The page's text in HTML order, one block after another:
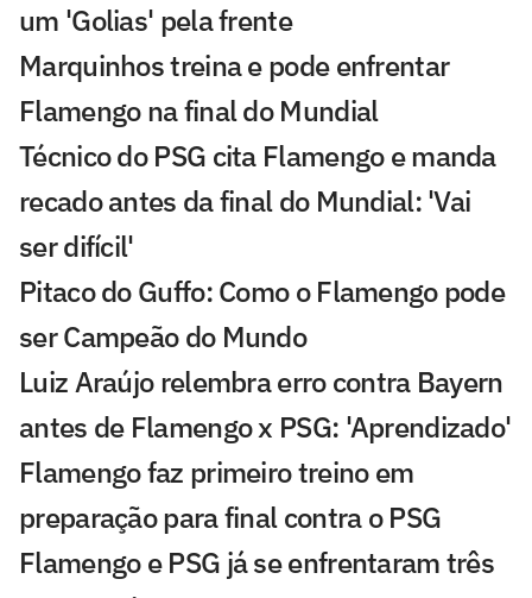
um 'Golias' pela frente
Marquinhos treina e pode enfrentar
Flamengo na final do Mundial
Técnico do PSG cita Flamengo e manda
recado antes da final do Mundial: 'Vai
ser difícil'
Pitaco do Guffo: Como o Flamengo pode
ser Campeão do Mundo
Luiz Araújo relembra erro contra Bayern
antes de Flamengo x PSG: 'Aprendizado'
Flamengo faz primeiro treino em
preparação para final contra o PSG
Flamengo e PSG já se enfrentaram três